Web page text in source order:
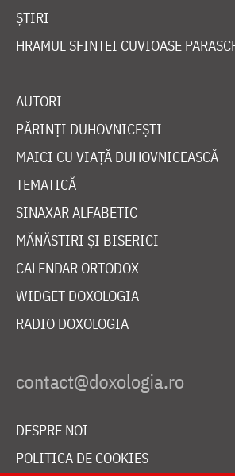
ȘTIRI
HRAMUL SFINTEI CUVIOASE
AUTORI
PĂRINȚI DUHOVNICEȘTI
MAICI CU VIAȚĂ DUHOVNICEASCĂ
TEMATICĂ
SINAXAR ALFABETIC
MĂNĂSTIRI ȘI BISERICI
CALENDAR ORTODOX
WIDGET DOXOLOGIA
RADIO DOXOLOGIA
DESPRE NOI
POLITICA DE COOKIES